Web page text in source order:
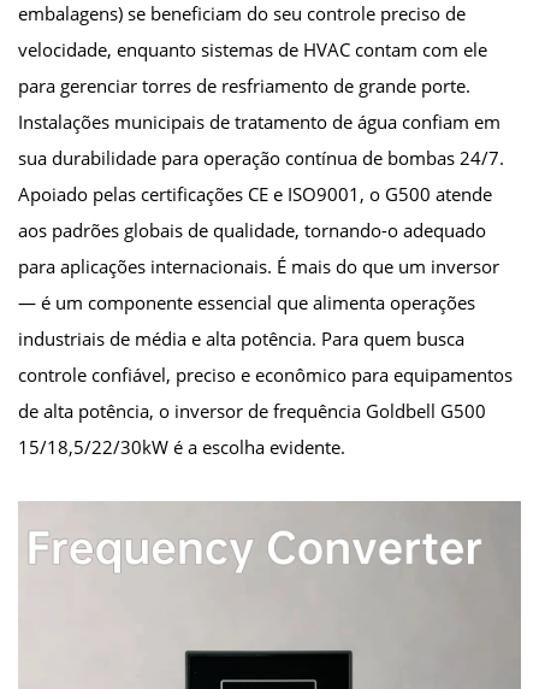
embalagens) se beneficiam do seu controle preciso de
velocidade, enquanto sistemas de HVAC contam com ele
para gerenciar torres de resfriamento de grande porte.
Instalações municipais de tratamento de água confiam em
sua durabilidade para operação contínua de bombas 24/7.
Apoiado pelas certificações CE e ISO9001, o G500 atende
aos padrões globais de qualidade, tornando-o adequado
para aplicações internacionais. É mais do que um inversor
— é um componente essencial que alimenta operações
industriais de média e alta potência. Para quem busca
controle confiável, preciso e econômico para equipamentos
de alta potência, o inversor de frequência Goldbell G500
15/18,5/22/30kW é a escolha evidente.